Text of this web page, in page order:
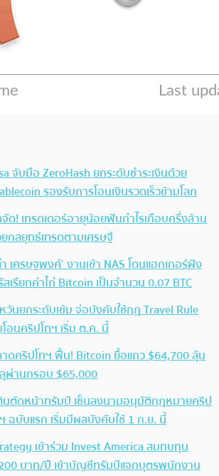
จับมือ ZeroHash ยกระดับชำระเงินด้วย
รองรับการโอนเงินรวดเร็วข้ามโลก
ด! เทรดเดอร์อายุน้อยฟันกำไรเกือบครึ่งล้าน
กลยุทธ์เทรดตามเศรษฐี
า เศรษฐพงศ์’ งานเข้า NAS โดนแฮกเกอร์ฝัง
สเรียกค่าไถ่ Bitcoin เป็นจำนวน 0.07 BTC
วันยกระดับเข้ม จ่อบังคับใช้กฏ Travel Rule
อนคริปโทฯ เริ่ม ต.ค. นี้
ดคริปโทฯ ฟื้น! Bitcoin ยื้อแถว $64,700 ลุ้น
ผ่านกรอบ $65,000
ตัดหน้าทรัมป์ เซ็นลงนามอนุมัติกฎหมายคริป
ฉบับแรก เริ่มมีผลบังคับใช้ 1 ก.ย. นี้
เข้าร่วม Invest America สมทบทุน
บาท/ปี เข้าบัญชีทรัมป์แจกบุตรพนักงาน